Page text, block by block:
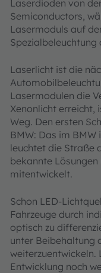
Laserdioden von
Semiconductors,
Lasermoduls auf
Spezialbeleuchtung
Laserlicht ist die
Lasermodulen die
Xenonlicht erreicht,
Weg. Den ersten
BMW: Das im
leuchtet die Straße
bekannte
mitentwickelt.
Schon LED-
Fahrzeuge durch
optisch zu
unter Beibehaltung
Entwicklung noch